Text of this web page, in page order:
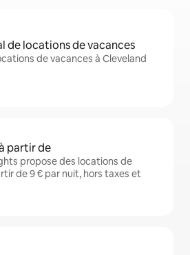
de locations de vacances
de vacances à Cleveland
partir de
propose des locations de
de 9 € par nuit, hors taxes et